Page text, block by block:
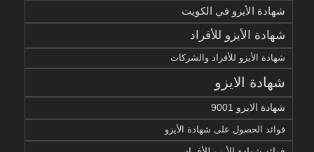
شهادة الأيزو في الكويت
شهادة الأيزو للأفراد
شهادة الأيزو للأفراد والشركات
شهادة الايزو
شهادة الايزو 9001
فوائد الحصول على شهادة الأيزو